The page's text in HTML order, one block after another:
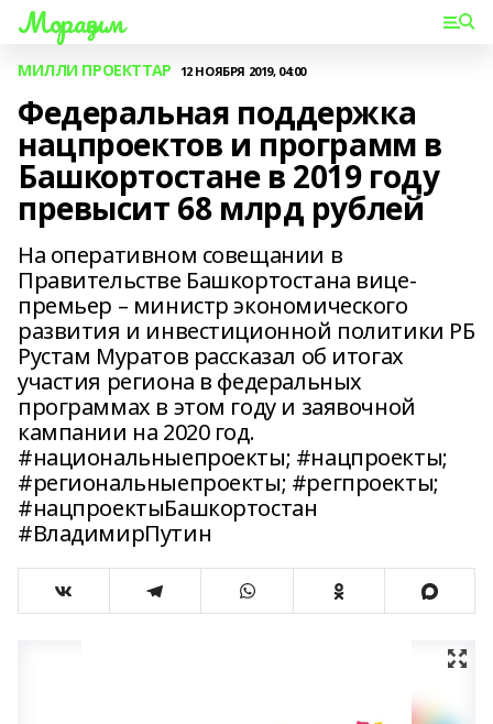
Мораҙым
МИЛЛИ ПРОЕКТТАР 12 НОЯБРЯ 2019, 04:00
Федеральная поддержка
нацпроектов и программ в
Башкортостане в 2019 году
превысит 68 млрд рублей
На оперативном совещании в
Правительстве Башкортостана вице-
премьер – министр экономического
развития и инвестиционной политики РБ
Рустам Муратов рассказал об итогах
участия региона в федеральных
программах в этом году и заявочной
кампании на 2020 год.
#национальныепроекты; #нацпроекты;
#региональныепроекты; #регпроекты;
#нацпроектыБашкортостан
#ВладимирПутин